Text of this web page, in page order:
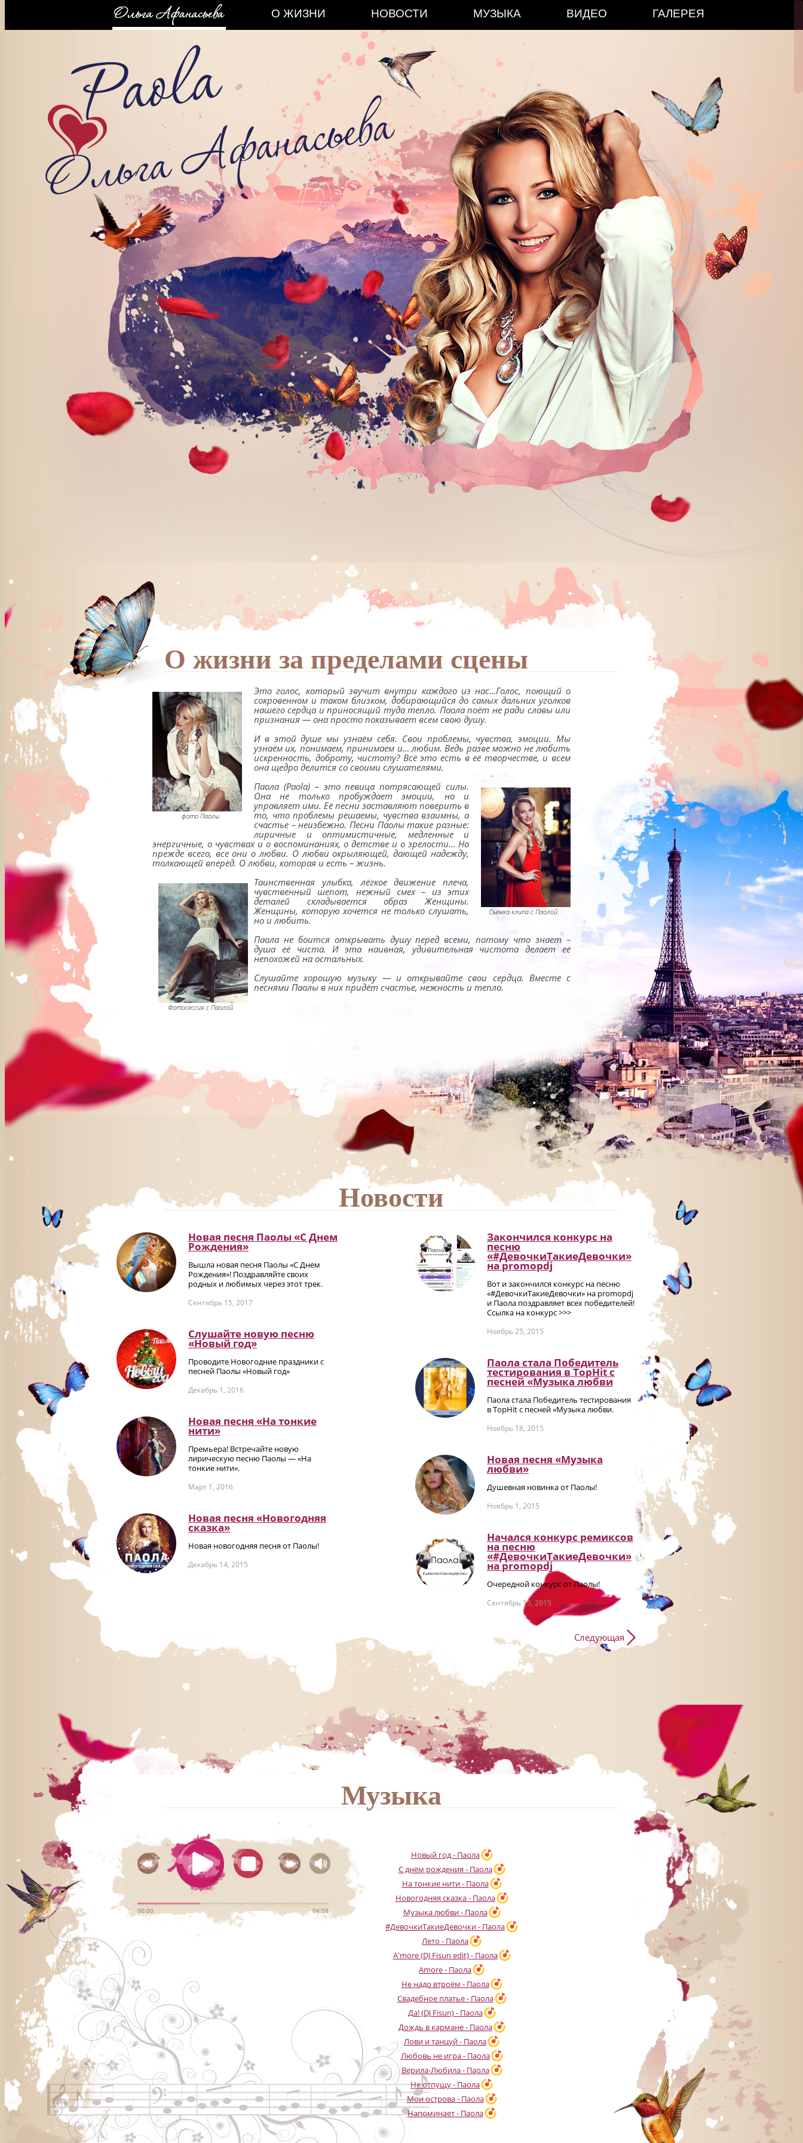
О ЖИЗНИ НОВОСТИ МУЗЫКА ВИДЕО ГАЛЕРЕЯ
О жизни за пределами сцены
фото Паолы
Это голос, который звучит внутри каждого из нас…Голос, поющий о
сокровенном и таком близком, добирающийся до самых дальних уголков
нашего сердца и приносящий туда тепло. Паола поёт не ради славы или
признания — она просто показывает всем свою душу.
И в этой душе мы узнаём себя. Свои проблемы, чувства, эмоции. Мы
узнаём их, понимаем, принимаем и… любим. Ведь разве можно не любить
искренность, доброту, чистоту? Всё это есть в её творчестве, и всем
она щедро делится со своими слушателями.
Съемка клипа с Паолой
Паола (Paola) – это певица потрясающей силы.
Она не только пробуждает эмоции, но и
управляет ими. Её песни заставляют поверить в
то, что проблемы решаемы, чувства взаимны, а
счастье – неизбежно. Песни Паолы такие разные:
лиричные и оптимистичные, медленные и
энергичные, о чувствах и о воспоминаниях, о детстве и о зрелости… Но
прежде всего, все они о любви. О любви окрыляющей, дающей надежду,
толкающей вперёд. О любви, которая и есть – жизнь.
Фотосессия с Паолой
Таинственная улыбка, лёгкое движение плеча,
чувственный шепот, нежный смех – из этих
деталей складывается образ Женщины.
Женщины, которую хочется не только слушать,
но и любить.
Паола не боится открывать душу перед всеми, потому что знает –
душа её чиста. И эта наивная, удивительная чистота делает её
непохожей на остальных.
Слушайте хорошую музыку — и открывайте свои сердца. Вместе с
песнями Паолы в них придёт счастье, нежность и тепло.
Новости
Новая песня Паолы «С Днем
Рождения»
Вышла новая песня Паолы «С Днем
Рождения»! Поздравляйте своих
родных и любимых через этот трек.
Сентябрь 15, 2017
Слушайте новую песню
«Новый год»
Проводите Новогодние праздники с
песней Паолы «Новый год»
Декабрь 1, 2016
Новая песня «На тонкие
нити»
Премьера! Встречайте новую
лирическую песню Паолы — «На
тонкие нити».
Март 1, 2016
Новая песня «Новогодняя
сказка»
Новая новогодняя песня от Паолы!
Декабрь 14, 2015
Закончился конкурс на
песню
«#ДевочкиТакиеДевочки»
на promоpdj
Вот и закончился конкурс на песню
«#ДевочкиТакиеДевочки» на promоpdj
и Паола поздравляет всех победителей!
Ссылка на конкурс >>>
Ноябрь 25, 2015
Паола стала Победитель
тестирования в TopHit с
песней «Музыка любви
Паола стала Победитель тестирования
в TopHit с песней «Музыка любви.
Ноябрь 18, 2015
Новая песня «Музыка
любви»
Душевная новинка от Паолы!
Ноябрь 1, 2015
Начался конкурс ремиксов
на песню
«#ДевочкиТакиеДевочки»
на promоpdj
Очередной конкурс от Паолы!
Сентябрь 15, 2015
Следующая
Музыка
00:00 04:08
Новый год - Паола
С днём рождения - Паола
На тонкие нити - Паола
Новогодняя сказка - Паола
Музыка любви - Паола
#ДевочкиТакиеДевочки - Паола
Лето - Паола
A'more (DJ Fisun edit) - Паола
Amore - Паола
Не надо втроём - Паола
Свадебное платье - Паола
Да! (DJ Fisun) - Паола
Дождь в кармане - Паола
Лови и танцуй - Паола
Любовь не игра - Паола
Верила-Любила - Паола
Не отпущу - Паола
Мои острова - Паола
Напоминает - Паола